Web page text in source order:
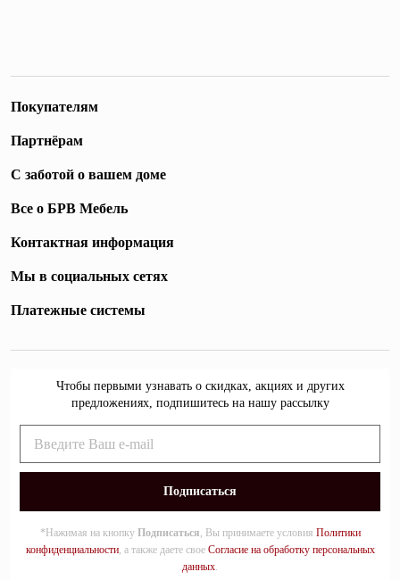
Покупателям
Партнёрам
С заботой о вашем доме
Все о БРВ Мебель
Контактная информация
Мы в социальных сетях
Платежные системы
Чтобы первыми узнавать о скидках, акциях и других
предложениях, подпишитесь на нашу рассылку
*Нажимая на кнопку Подписаться, Вы принимаете условия Политики
конфиденциальности, а также даете свое Согласие на обработку персональных
данных.